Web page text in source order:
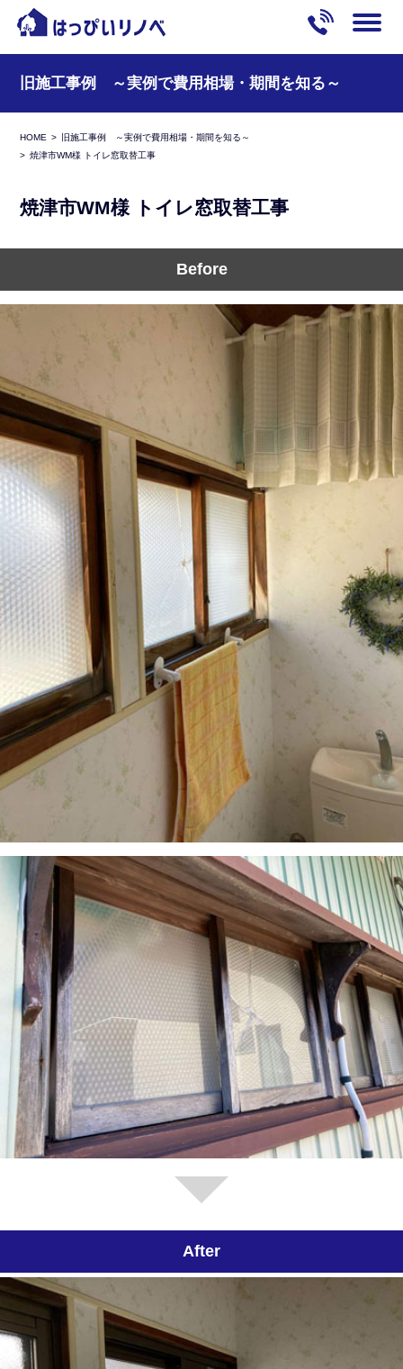
旧施工事例 ～実例で費用相場・期間を知る～
HOME
旧施工事例 ～実例で費用相場・期間を知る～
焼津市WM様 トイレ窓取替工事
焼津市WM様 トイレ窓取替工事
Before
After